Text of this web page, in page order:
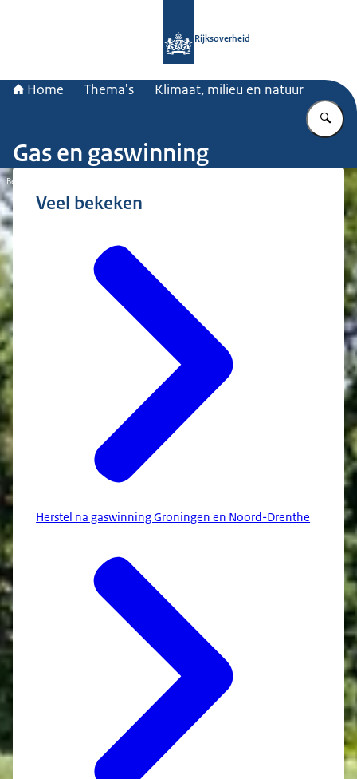
Rijksoverheid
Home Thema's Klimaat, milieu en natuur
Gas en gaswinning
Beeld: © ANP
Veel bekeken
Herstel na gaswinning Groningen en Noord-Drenthe